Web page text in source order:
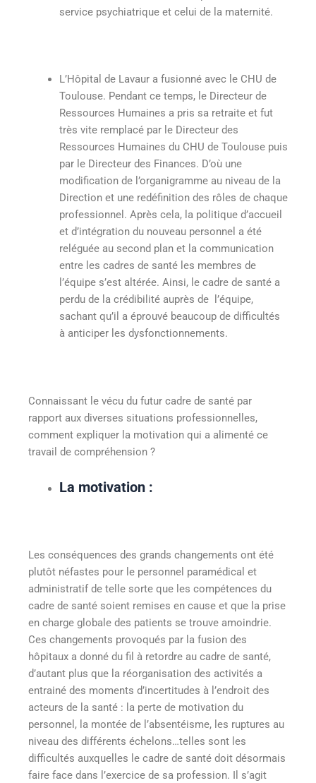
service psychiatrique et celui de la maternité.
L’Hôpital de Lavaur a fusionné avec le CHU de
Toulouse. Pendant ce temps, le Directeur de
Ressources Humaines a pris sa retraite et fut
très vite remplacé par le Directeur des
Ressources Humaines du CHU de Toulouse puis
par le Directeur des Finances. D’où une
modification de l’organigramme au niveau de la
Direction et une redéfinition des rôles de chaque
professionnel. Après cela, la politique d’accueil
et d’intégration du nouveau personnel a été
reléguée au second plan et la communication
entre les cadres de santé les membres de
l’équipe s’est altérée. Ainsi, le cadre de santé a
perdu de la crédibilité auprès de l’équipe,
sachant qu’il a éprouvé beaucoup de difficultés
à anticiper les dysfonctionnements.
Connaissant le vécu du futur cadre de santé par
rapport aux diverses situations professionnelles,
comment expliquer la motivation qui a alimenté ce
travail de compréhension ?
La motivation :
Les conséquences des grands changements ont été
plutôt néfastes pour le personnel paramédical et
administratif de telle sorte que les compétences du
cadre de santé soient remises en cause et que la prise
en charge globale des patients se trouve amoindrie.
Ces changements provoqués par la fusion des
hôpitaux a donné du fil à retordre au cadre de santé,
d’autant plus que la réorganisation des activités a
entrainé des moments d’incertitudes à l’endroit des
acteurs de la santé : la perte de motivation du
personnel, la montée de l’absentéisme, les ruptures au
niveau des différents échelons…telles sont les
difficultés auxquelles le cadre de santé doit désormais
faire face dans l’exercice de sa profession. Il s’agit